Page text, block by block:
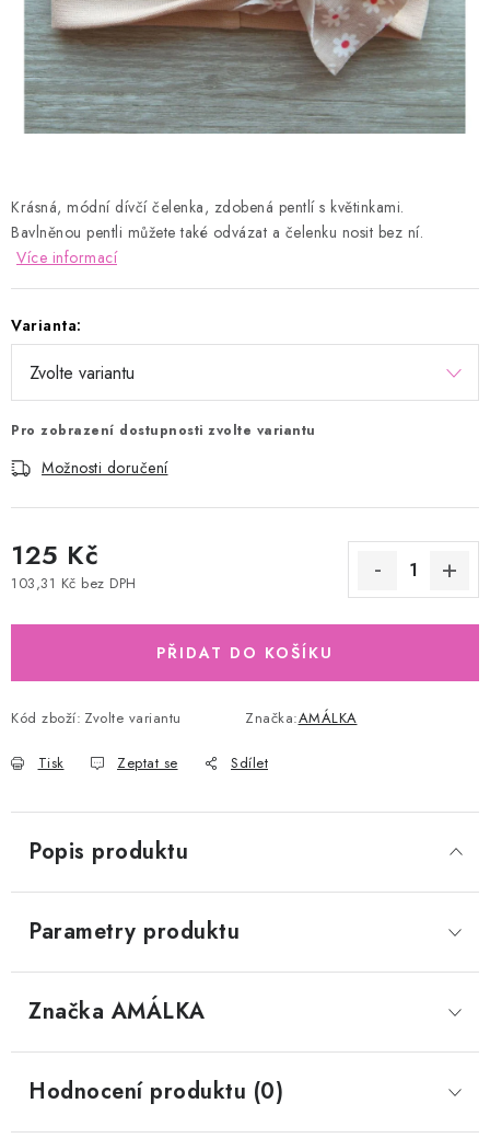
Kontakty Proč AMÁLKA?
Doprava a platba
Tabulka velikostí
Postup pro vrácení a výměnu
Velkoobchod
Obchodní podmínky
Podmínky ochrany osobních údajů
Blog
Krásná, módní dívčí čelenka, zdobená pentlí s květinkami.
Bavlněnou pentli můžete také odvázat a čelenku nosit bez ní.
Více informací
Varianta:
Pro zobrazení dostupnosti zvolte variantu
Možnosti doručení
125 Kč
103,31 Kč bez DPH
PŘIDAT DO KOŠÍKU
Kód zboží: Zvolte variantu Značka:AMÁLKA
Tisk Zeptat se Sdílet
Popis produktu
Parametry produktu
Značka AMÁLKA
Hodnocení produktu (0)